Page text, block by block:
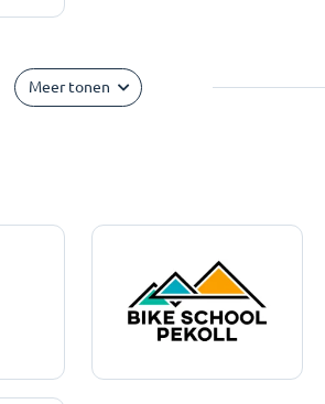
Meer tonen